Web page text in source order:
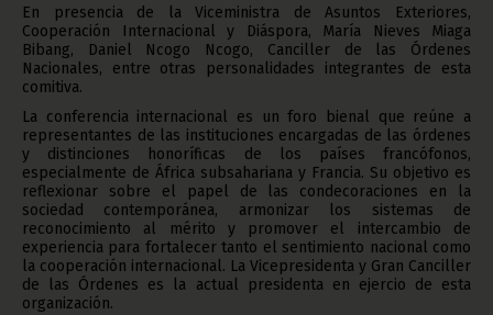
En presencia de la Viceministra de Asuntos Exteriores,
Cooperación Internacional y Diáspora, María Nieves Miaga
Bibang, Daniel Ncogo Ncogo, Canciller de las Órdenes
Nacionales, entre otras personalidades integrantes de esta
comitiva.
La conferencia internacional es un foro bienal que reúne a
representantes de las instituciones encargadas de las órdenes
y distinciones honoríficas de los países francófonos,
especialmente de África subsahariana y Francia. Su objetivo es
reflexionar sobre el papel de las condecoraciones en la
sociedad contemporánea, armonizar los sistemas de
reconocimiento al mérito y promover el intercambio de
experiencia para fortalecer tanto el sentimiento nacional como
la cooperación internacional. La Vicepresidenta y Gran Canciller
de las Órdenes es la actual presidenta en ejercio de esta
organización.